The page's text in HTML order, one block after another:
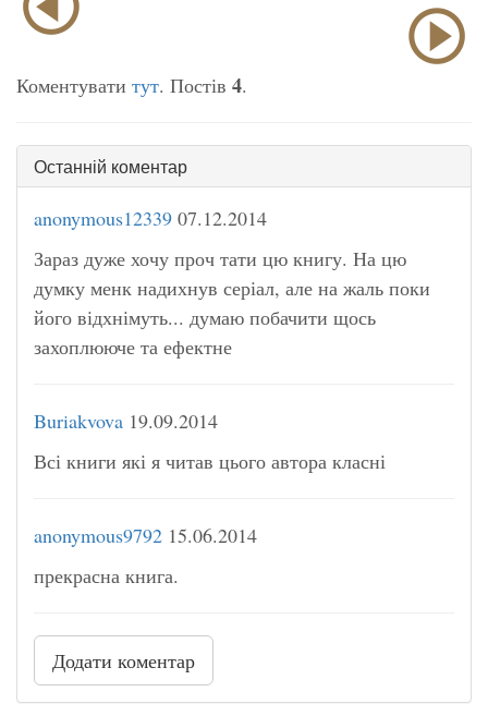
Коментувати тут. Постів 4.
Останній коментар
anonymous12339 07.12.2014
Зараз дуже хочу проч тати цю книгу. На цю
думку менк надихнув серіал, але на жаль поки
його відхнімуть... думаю побачити щось
захоплююче та ефектне
Buriakvova 19.09.2014
Всі книги які я читав цього автора класні
anonymous9792 15.06.2014
прекрасна книга.
Додати коментар